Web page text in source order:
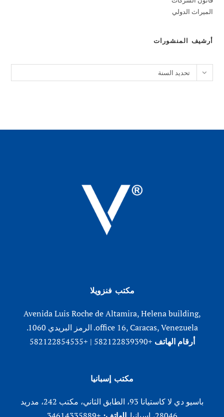
الميراث الدولي
أرشيف المنشورات
الأرشيفتحديد السنة
مكتب فنزويلا
Avenida Luis Roche de Altamira, Helena building,
office 16, Caracas, Venezuela. الرمز البريدي 1060.
أرقام الهاتف +582122839390 | +582122854535
مكتب إسبانيا
باسيو دي لا كاستيانا 93، الطابق الثاني، مكتب 242، مدريد